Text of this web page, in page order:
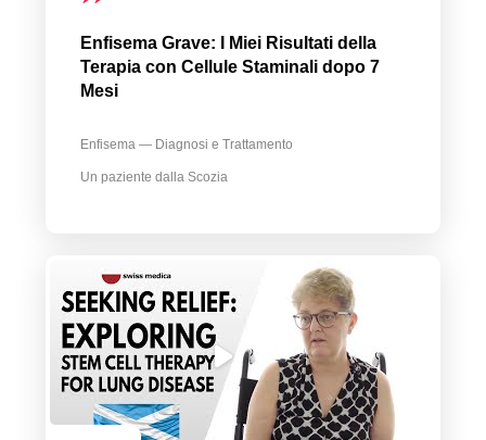
Enfisema Grave: I Miei Risultati della
Terapia con Cellule Staminali dopo 7
Mesi
Enfisema — Diagnosi e Trattamento
Un paziente dalla Scozia